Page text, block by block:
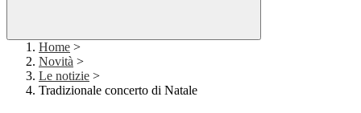
Home >
Novità >
Le notizie >
Tradizionale concerto di Natale